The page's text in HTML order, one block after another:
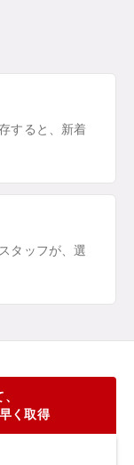
すると、新着
タッフが、選
く取得